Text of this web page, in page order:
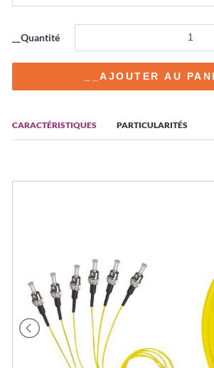
CARACTÉRISTIQUES PARTICULARITÉS
__Quantité